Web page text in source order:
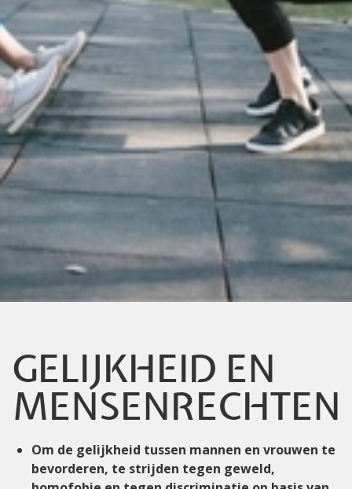
GELIJKHEID EN
MENSENRECHTEN
Om de gelijkheid tussen mannen en vrouwen te
bevorderen, te strijden tegen geweld,